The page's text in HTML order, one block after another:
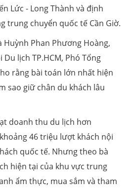
Lức - Long Thành và định
trung chuyển quốc tế Cần Giờ.
Huỳnh Phan Phương Hoàng,
lịch TP.HCM, Phó Tổng
rằng bài toán lớn nhất hiện
sao giữ chân du khách lâu
doanh thu du lịch hơn
46 triệu lượt khách nội
quốc tế. Nhưng theo bà
hiện tại của khu vực trung
ẩm thực, mua sắm và tham